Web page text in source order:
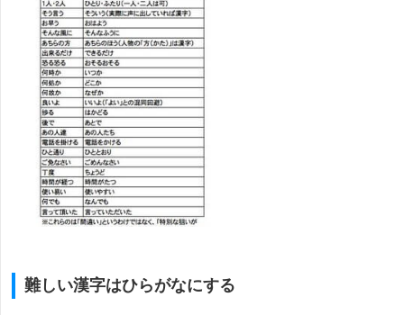
難しい漢字はひらがなにする